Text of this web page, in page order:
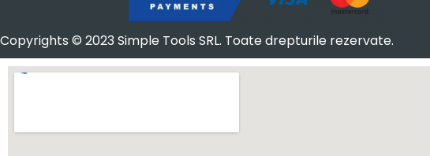
Copyrights © 2023 Simple Tools SRL. Toate drepturile rezervate.